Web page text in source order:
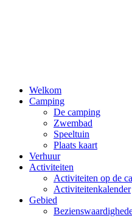
Welkom
Camping
De camping
Zwembad
Speeltuin
Plaats kaart
Verhuur
Activiteiten
Activiteiten op de
Activiteitenkalender
Gebied